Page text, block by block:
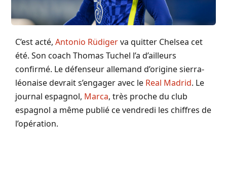
C’est acté, Antonio Rüdigerva quitter Chelsea cet
été. Son coach Thomas Tuchel l’a d’ailleurs
confirmé. Le défenseur allemand d’origine sierra-
léonaise devrait s’engager avec le Real Madrid. Le
journal espagnol, Marca, très proche du club
espagnol a même publié ce vendredi les chiffres de
l’opération.